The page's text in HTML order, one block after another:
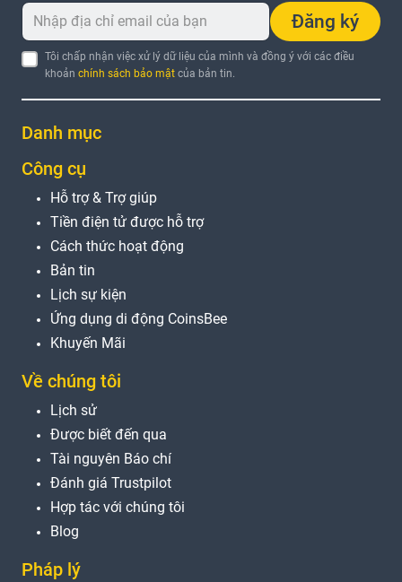
Đăng ký
Tôi chấp nhận việc xử lý dữ liệu của mình và đồng ý với các điều
khoảnchính sách bảo mật của bản tin.
Danh mục
Công cụ
Hỗ trợ & Trợ giúp
Tiền điện tử được hỗ trợ
Cách thức hoạt động
Bản tin
Lịch sự kiện
Ứng dụng di động CoinsBee
Khuyến Mãi
Về chúng tôi
Lịch sử
Được biết đến qua
Tài nguyên Báo chí
Đánh giá Trustpilot
Hợp tác với chúng tôi
Blog
Pháp lý